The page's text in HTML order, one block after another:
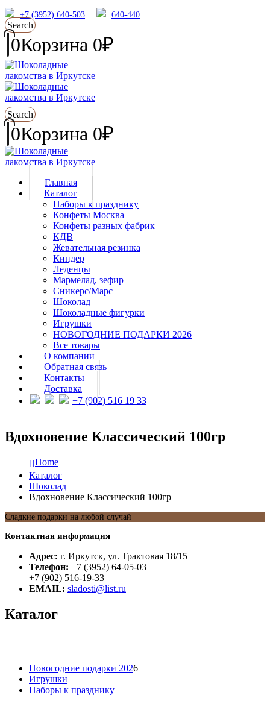
+7 (3952) 640-503 640-440
Search
0Корзина 0₽
Search
0Корзина 0₽
Главная
Каталог
Наборы к празднику
Конфеты Москва
Конфеты разных фабрик
КДВ
Жевательная резинка
Киндер
Леденцы
Мармелад, зефир
Сникерс/Марс
Шоколад
Шоколадные фигурки
Игрушки
НОВОГОДНИЕ ПОДАРКИ 2026
Все товары
О компании
Обратная связь
Контакты
Доставка
+7 (902) 516 19 33
Вдохновение Классический 100гр
Home
Каталог
Шоколад
Вдохновение Классический 100гр
Сладкие подарки на любой случай
Контактная информация
Адрес: г. Иркутск, ул. Трактовая 18/15
Телефон: +7 (3952) 64-05-03
+7 (902) 516-19-33
EMAIL: sladosti@list.ru
Каталог
Новогодние подарки 2026
Игрушки
Наборы к празднику